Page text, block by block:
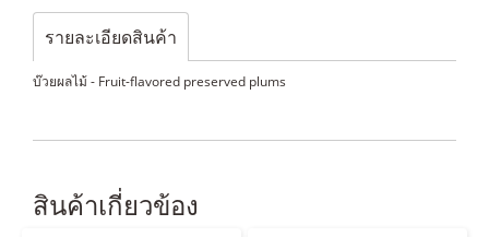
รายละเอียดสินค้า
บ๊วยผลไม้ - Fruit-flavored preserved plums
สินค้าเกี่ยวข้อง